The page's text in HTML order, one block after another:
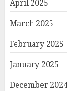
April 2025
March 2025
February 2025
January 2025
December 2024